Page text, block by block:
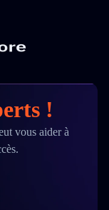
!
vous aider à